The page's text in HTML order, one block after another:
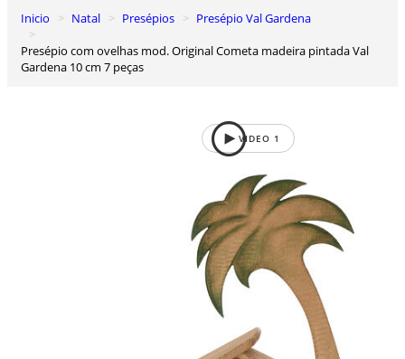
Inicio Natal Presépios
Presépio Val Gardena
Presépio com ovelhas mod. Original Cometa madeira pintada Val
Gardena 10 cm 7 peças
VIDEO 1